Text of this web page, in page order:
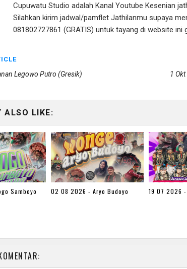
Cupuwatu Studio adalah Kanal Youtube Kesenian
Silahkan kirim jadwal/pamflet Jathilanmu supaya
081802727861 (GRATIS) untuk tayang di website ini
Legowo Putro (gresik)
1
ALSO LIKE:
Samboyo
02 08 2026 - Aryo Budoyo 19 07 2026